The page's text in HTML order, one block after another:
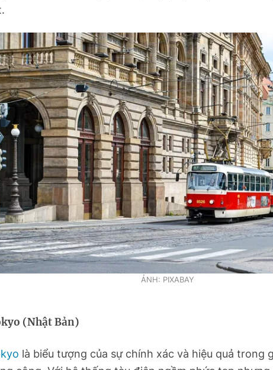
ẢNH: PIXABAY
(Nhật Bản)
là biểu tượng của sự chính xác và hiệu quả trong